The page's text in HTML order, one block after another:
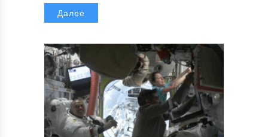
Далее